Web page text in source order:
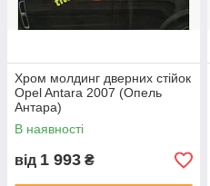
Хром молдинг дверних стійок
Opel Antara 2007 (Опель
Антара)
В наявності
від 1 993 ₴